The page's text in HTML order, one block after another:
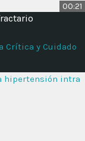
00:21
Crítica y Cuidado